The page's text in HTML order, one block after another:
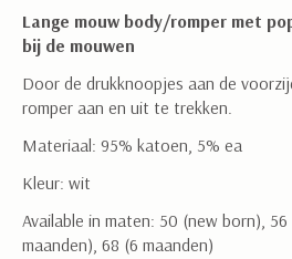
Lange mouw body/romper met
bij de mouwen
Door de drukknoopjes aan de
romper aan en uit te trekken.
Materiaal: 95% katoen, 5% ea
Kleur: wit
Available in maten: 50 (new born), 56
maanden), 68 (6 maanden)